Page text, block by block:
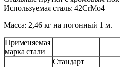
Используемая сталь: 42CrMo4
Масса: 2,46 кг на погонный 1 м.
Применяемая
марка стали
Стандарт